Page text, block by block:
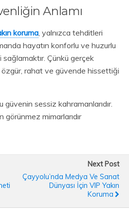
Anlamı
koruma , yalnızca tehditleri
hayatın konforlu ve huzurlu
Çünkü gerçek
rahat ve güvende hissettiği
güvenin sessiz kahramanlarıdır.
görünmez mimarlarıdır
Next Post
Çayyolu’nda Medya Ve Sanat
Dünyası İçin VIP Yakın
Koruma